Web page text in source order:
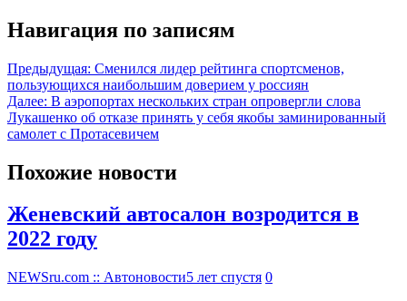
Навигация по записям
Предыдущая: Сменился лидер рейтинга спортсменов,
пользующихся наибольшим доверием у россиян
Далее: В аэропортах нескольких стран опровергли слова
Лукашенко об отказе принять у себя якобы заминированный
самолет c Протасевичем
Похожие новости
Женевский автосалон возродится в
2022 году
NEWSru.com :: Автоновости5 лет спустя 0